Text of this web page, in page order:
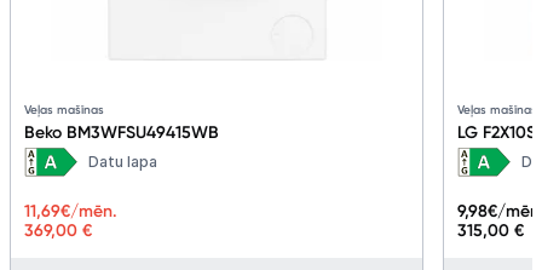
Veļas mašīnas
Beko BM3WFSU49415WB
Datu lapa
369,00 €
11,69€/mēn.
Veļas mašīnas
LG
315,00 €
9,98€/